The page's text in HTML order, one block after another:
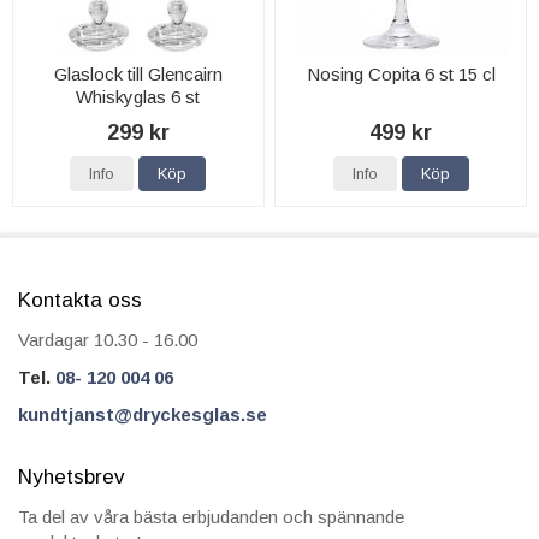
Glaslock till Glencairn
Whiskyglas 6 st
299 kr
Info Köp
Nosing Copita 6 st 15 cl
499 kr
Info Köp
Kontakta oss
Vardagar 10.30 - 16.00
Tel. 08- 120 004 06
kundtjanst@dryckesglas.se
Nyhetsbrev
Ta del av våra bästa erbjudanden och spännande